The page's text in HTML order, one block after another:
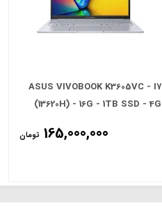
ASUS VIVOBOOK K3605VC - I7
(13620H) - 16G - 1TB SSD - 4G
165,000,000 تومان